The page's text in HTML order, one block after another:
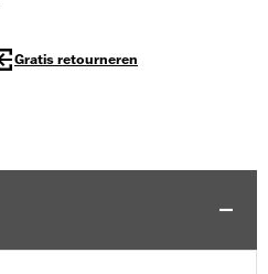
Gratis retourneren